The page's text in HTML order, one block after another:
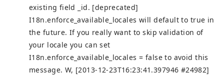
existing field _id. [deprecated]
I18n.enforce_available_locales will default to true in
the future. If you really want to skip validation of
your locale you can set
I18n.enforce_available_locales = false to avoid this
message. W, [2013-12-23T16:23:41.397946 #24982]